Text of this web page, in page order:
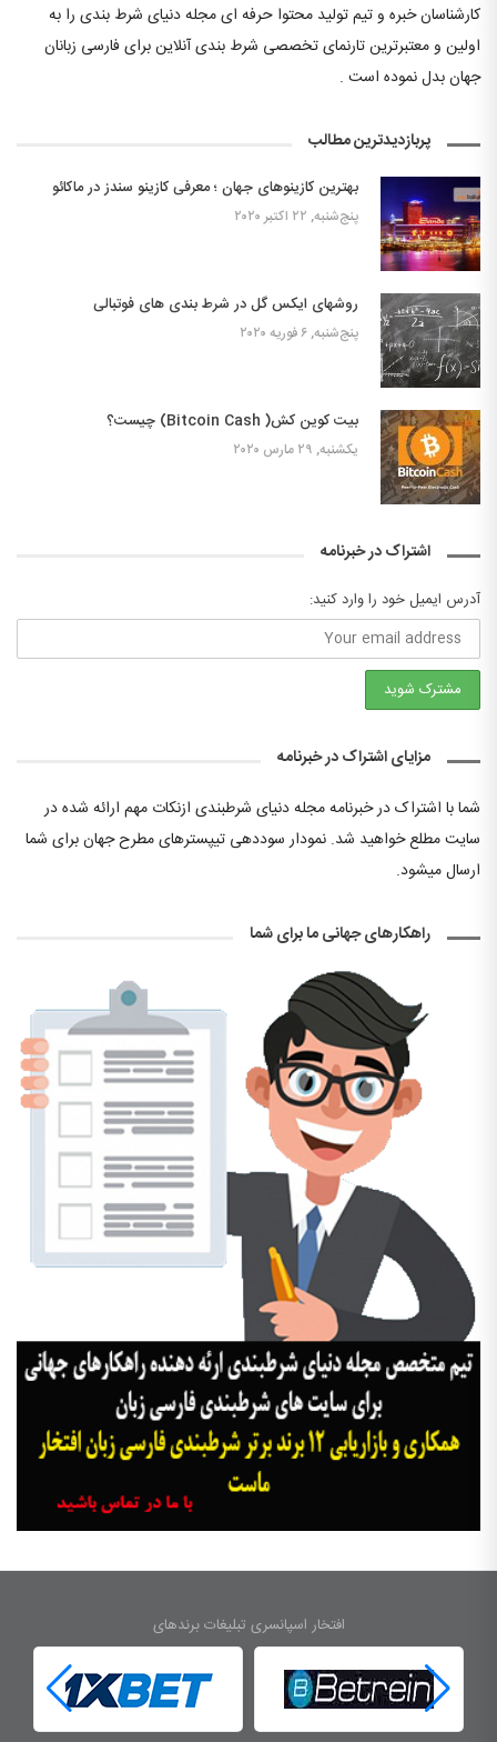
کارشناسان خبره و تیم تولید محتوا حرفه ای مجله دنیای شرط بندی را به
اولین و معتبرترین تارنمای تخصصی شرط بندی آنلاین برای فارسی زبانان
جهان بدل نموده است .
پربازدیدترین مطالب
بهترین کازینوهای جهان ؛ معرفی کازینو سندز در ماکائو
پنج‌شنبه, ۲۲ اکتبر ۲۰۲۰
روشهای ایکس گل در شرط بندی های فوتبالی
پنج‌شنبه, ۶ فوریه ۲۰۲۰
بیت کوین کش( Bitcoin Cash) چیست؟
یکشنبه, ۲۹ مارس ۲۰۲۰
اشتراک در خبرنامه
آدرس ایمیل خود را وارد کنید:
مزایای اشتراک در خبرنامه
شما با اشتراک در خبرنامه مجله دنیای شرطبندی ازنکات مهم ارائه شده در
سایت مطلع خواهید شد. نمودار سوددهی تیپسترهای مطرح جهان برای شما
ارسال میشود.
راهکارهای جهانی ما برای شما
افتخار اسپانسری تبلیغات برندهای